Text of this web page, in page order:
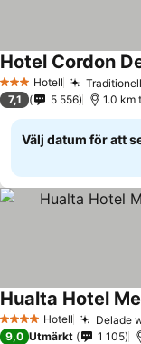
3 StjärnorHotell
Hotel Cordon
7,1 5 556 1.0 km
Välj datum för att
4 StjärnorHotell Delade
Se priser
9,0 Utmärkt 1 105